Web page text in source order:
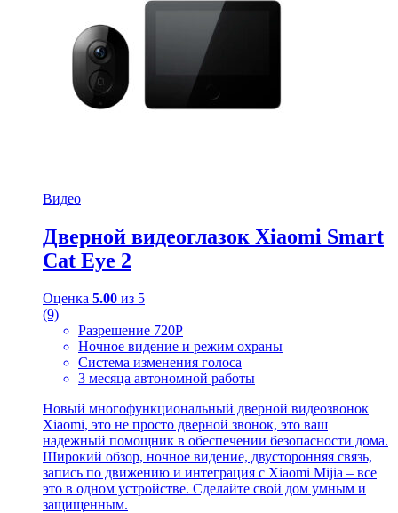
Видео
Дверной видеоглазок Xiaomi Smart
Cat Eye 2
Оценка 5.00 из 5
(9)
Разрешение 720P
Ночное видение и режим охраны
Система изменения голоса
3 месяца автономной работы
Новый многофункциональный дверной видеозвонок
Xiaomi, это не просто дверной звонок, это ваш
надежный помощник в обеспечении безопасности дома.
Широкий обзор, ночное видение, двусторонняя связь,
запись по движению и интеграция с Xiaomi Mijia – все
это в одном устройстве. Сделайте свой дом умным и
защищенным.